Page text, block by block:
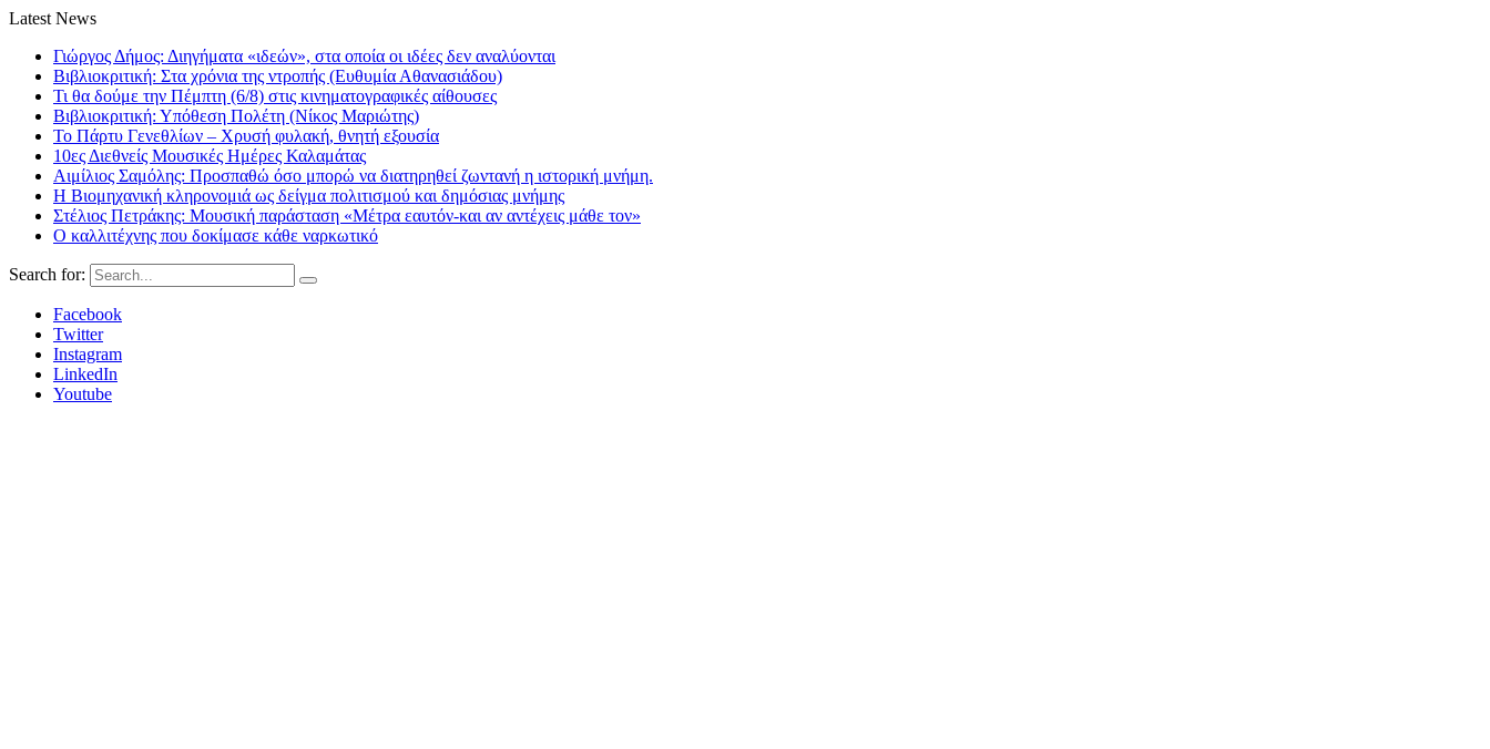
Latest News
Γιώργος Δήμος: Διηγήματα «ιδεών», στα οποία οι ιδέες δεν αναλύονται
Βιβλιοκριτική: Στα χρόνια της ντροπής (Ευθυμία Αθανασιάδου)
Τι θα δούμε την Πέμπτη (6/8) στις κινηματογραφικές αίθουσες
Βιβλιοκριτική: Υπόθεση Πολέτη (Νίκος Μαριώτης)
Το Πάρτυ Γενεθλίων – Χρυσή φυλακή, θνητή εξουσία
10ες Διεθνείς Μουσικές Ημέρες Καλαμάτας
Αιμίλιος Σαμόλης: Προσπαθώ όσο μπορώ να διατηρηθεί ζωντανή η ιστορική μνήμη.
Η Βιομηχανική κληρονομιά ως δείγμα πολιτισμού και δημόσιας μνήμης
Στέλιος Πετράκης: Μουσική παράσταση «Μέτρα εαυτόν-και αν αντέχεις μάθε τον»
Ο καλλιτέχνης που δοκίμασε κάθε ναρκωτικό
Search for:
Facebook
Twitter
Instagram
LinkedIn
Youtube